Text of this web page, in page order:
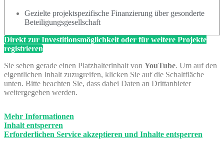
Gezielte projektspezifische Finanzierung über gesonderte
Beteiligungsgesellschaft
Direkt zur Investitionsmöglichkeit oder für weitere Projekte
registrieren
Sie sehen gerade einen Platzhalterinhalt von YouTube. Um auf den
eigentlichen Inhalt zuzugreifen, klicken Sie auf die Schaltfläche
unten. Bitte beachten Sie, dass dabei Daten an Drittanbieter
weitergegeben werden.
Mehr Informationen
Inhalt entsperren
Erforderlichen Service akzeptieren und Inhalte entsperren